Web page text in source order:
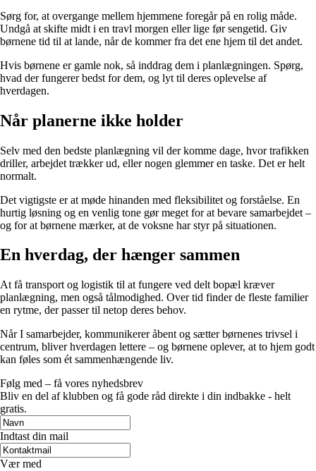
Sørg for, at overgange mellem hjemmene foregår på en rolig måde.
Undgå at skifte midt i en travl morgen eller lige før sengetid. Giv
børnene tid til at lande, når de kommer fra det ene hjem til det andet.
Hvis børnene er gamle nok, så inddrag dem i planlægningen. Spørg,
hvad der fungerer bedst for dem, og lyt til deres oplevelse af
hverdagen.
Når planerne ikke holder
Selv med den bedste planlægning vil der komme dage, hvor trafikken
driller, arbejdet trækker ud, eller nogen glemmer en taske. Det er helt
normalt.
Det vigtigste er at møde hinanden med fleksibilitet og forståelse. En
hurtig løsning og en venlig tone gør meget for at bevare samarbejdet –
og for at børnene mærker, at de voksne har styr på situationen.
En hverdag, der hænger sammen
At få transport og logistik til at fungere ved delt bopæl kræver
planlægning, men også tålmodighed. Over tid finder de fleste familier
en rytme, der passer til netop deres behov.
Når I samarbejder, kommunikerer åbent og sætter børnenes trivsel i
centrum, bliver hverdagen lettere – og børnene oplever, at to hjem godt
kan føles som ét sammenhængende liv.
Følg med – få vores nyhedsbrev
Bliv en del af klubben og få gode råd direkte i din indbakke - helt
gratis.
Indtast din mail
Vær med